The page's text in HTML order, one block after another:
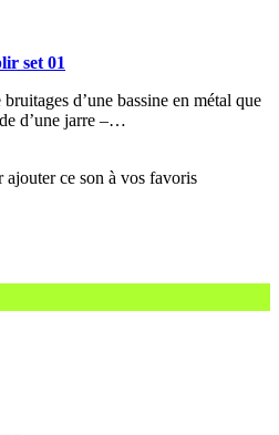
set 01
d’une bassine en métal que
d’une jarre –…